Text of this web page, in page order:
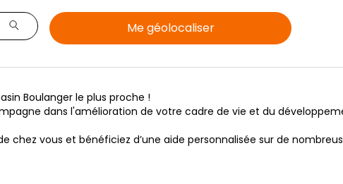
Me géolocaliser
Boulanger le plus proche !
dans l'amélioration de votre cadre de vie et du
vous et bénéficiez d’une aide personnalisée sur de